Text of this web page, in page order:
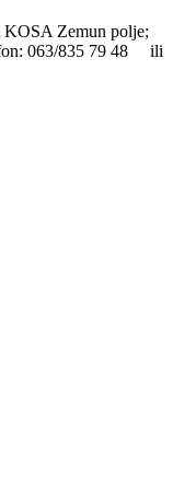
Zemun polje;
063/835 79 48 ili